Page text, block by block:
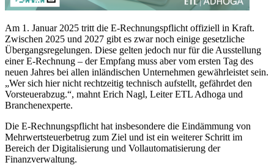
Am 1. Januar 2025 tritt die E-Rechnungspflicht offiziell in Kraft.
Zwischen 2025 und 2027 gibt es zwar noch einige gesetzliche
Übergangsregelungen. Diese gelten jedoch nur für die Ausstellung
einer E-Rechnung – der Empfang muss aber vom ersten Tag des
neuen Jahres bei allen inländischen Unternehmen gewährleistet sein.
„Wer sich hier nicht rechtzeitig technisch aufstellt, gefährdet den
Vorsteuerabzug.“, mahnt Erich Nagl, Leiter ETL Adhoga und
Branchenexperte.
Die E-Rechnungspflicht hat insbesondere die Eindämmung von
Mehrwertsteuerbetrug zum Ziel und ist ein weiterer Schritt im
Bereich der Digitalisierung und Vollautomatisierung der
Finanzverwaltung.